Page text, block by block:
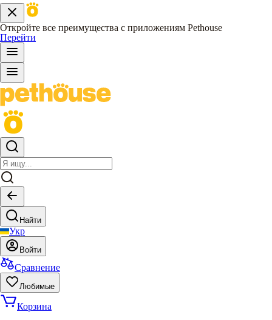
Откройте все преимущества с приложениям Pethouse
Перейти
Найти
Укр
Войти
Сравнение
Любимые
Корзина